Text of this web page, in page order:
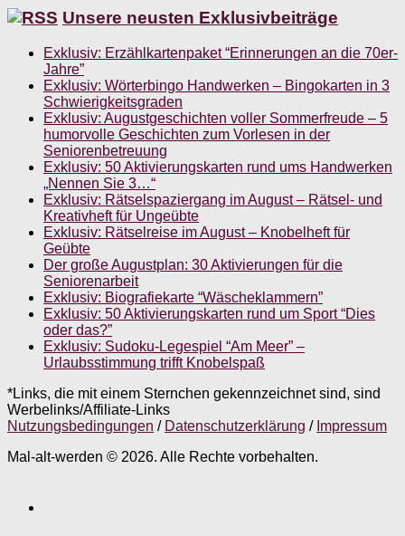
Unsere neusten Exklusivbeiträge
Exklusiv: Erzählkartenpaket “Erinnerungen an die 70er-
Jahre”
Exklusiv: Wörterbingo Handwerken – Bingokarten in 3
Schwierigkeitsgraden
Exklusiv: Augustgeschichten voller Sommerfreude – 5
humorvolle Geschichten zum Vorlesen in der
Seniorenbetreuung
Exklusiv: 50 Aktivierungskarten rund ums Handwerken
„Nennen Sie 3…“
Exklusiv: Rätselspaziergang im August – Rätsel- und
Kreativheft für Ungeübte
Exklusiv: Rätselreise im August – Knobelheft für
Geübte
Der große Augustplan: 30 Aktivierungen für die
Seniorenarbeit
Exklusiv: Biografiekarte “Wäscheklammern”
Exklusiv: 50 Aktivierungskarten rund um Sport “Dies
oder das?”
Exklusiv: Sudoku-Legespiel “Am Meer” –
Urlaubsstimmung trifft Knobelspaß
*Links, die mit einem Sternchen gekennzeichnet sind, sind
Werbelinks/Affiliate-Links
Nutzungsbedingungen / Datenschutzerklärung / Impressum
Mal-alt-werden © 2026. Alle Rechte vorbehalten.